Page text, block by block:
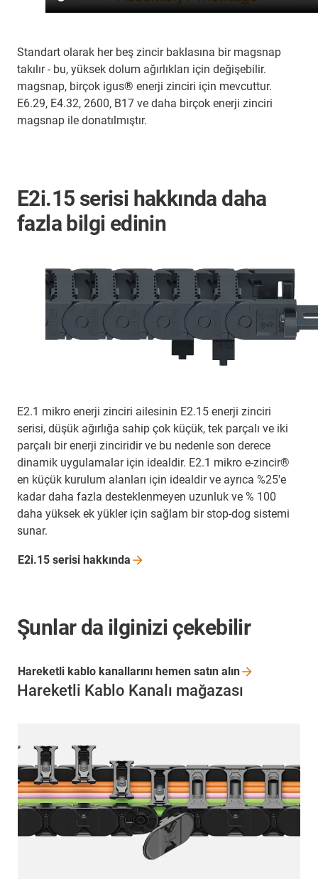
Standart olarak her beş zincir baklasına bir magsnap
takılır - bu, yüksek dolum ağırlıkları için değişebilir.
magsnap, birçok igus® enerji zinciri için mevcuttur.
E6.29, E4.32, 2600, B17 ve daha birçok enerji zinciri
magsnap ile donatılmıştır.
E2i.15 serisi hakkında daha
fazla bilgi edinin
E2.1 mikro enerji zinciri ailesinin E2.15 enerji zinciri
serisi, düşük ağırlığa sahip çok küçük, tek parçalı ve iki
parçalı bir enerji zinciridir ve bu nedenle son derece
dinamik uygulamalar için idealdir. E2.1 mikro e-zincir®
en küçük kurulum alanları için idealdir ve ayrıca %25'e
kadar daha fazla desteklenmeyen uzunluk ve % 100
daha yüksek ek yükler için sağlam bir stop-dog sistemi
sunar.
E2i.15 serisi hakkında
Şunlar da ilginizi çekebilir
Hareketli Kablo Kanalı mağazası
Hareketli kablo kanallarını hemen satın alın